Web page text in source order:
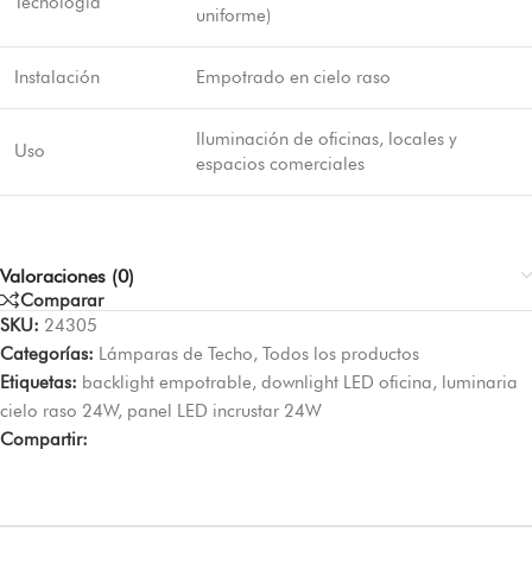
uniforme)
Instalación Empotrado en cielo raso
Uso
Iluminación de oficinas, locales y
espacios comerciales
Valoraciones (0)
Comparar
SKU: 24305
Categorías: Lámparas de Techo, Todos los productos
Etiquetas: backlight empotrable, downlight LED oficina, luminaria
cielo raso 24W, panel LED incrustar 24W
Compartir: